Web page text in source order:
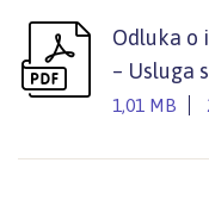
Odluka o
– Usluga
1,01 MB